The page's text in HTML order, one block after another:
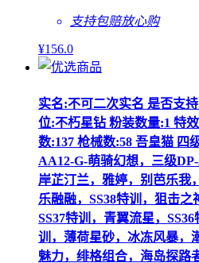
支持包赔放心购
¥156.0
实名:不可二次实名 是否支
位:不朽星钻 粉装数量:1 特
数:137 枪械数:58 吾皇猫 四
AA12-G-萌骑幻想，三级
岸芷汀兰，雅婷，别芭乐我
乐融融，SS38特训，狙击之
SS37特训，青翼流星，
训，薄荷星砂，冰冻风暴，
魅力，绯格组合，海岛探路